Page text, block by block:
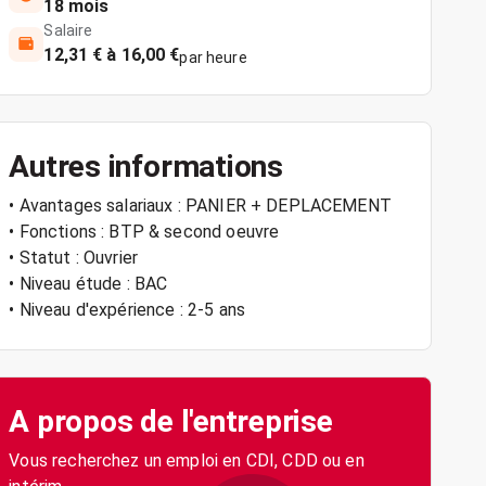
18 mois
Salaire
12,31 € à 16,00 €par heure
Autres informations
• Avantages salariaux : PANIER + DEPLACEMENT
• Fonctions : BTP & second oeuvre
• Statut : Ouvrier
• Niveau étude : BAC
• Niveau d'expérience : 2-5 ans
A propos de l'entreprise
Vous recherchez un emploi en CDI, CDD ou en